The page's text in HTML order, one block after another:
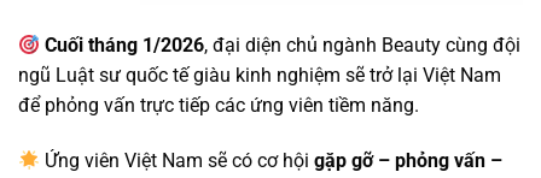
Cuối tháng 1/2026, đại diện chủ ngành Beauty cùng đội
ngũ Luật sư quốc tế giàu kinh nghiệm sẽ trở lại Việt Nam
để phỏng vấn trực tiếp các ứng viên tiềm năng.
Ứng viên Việt Nam sẽ có cơ hộigặp gỡ – phỏng vấn –